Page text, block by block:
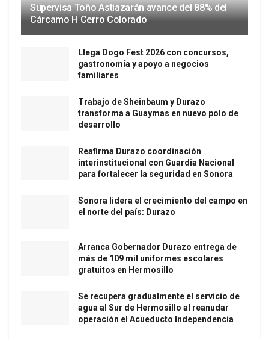
Supervisa Toño Astiazarán avance del 88% del
Cárcamo H Cerro Colorado
Llega Dogo Fest 2026 con concursos,
gastronomía y apoyo a negocios
familiares
Trabajo de Sheinbaum y Durazo
transforma a Guaymas en nuevo polo de
desarrollo
Reafirma Durazo coordinación
interinstitucional con Guardia Nacional
para fortalecer la seguridad en Sonora
Sonora lidera el crecimiento del campo en
el norte del país: Durazo
Arranca Gobernador Durazo entrega de
más de 109 mil uniformes escolares
gratuitos en Hermosillo
Se recupera gradualmente el servicio de
agua al Sur de Hermosillo al reanudar
operación el Acueducto Independencia